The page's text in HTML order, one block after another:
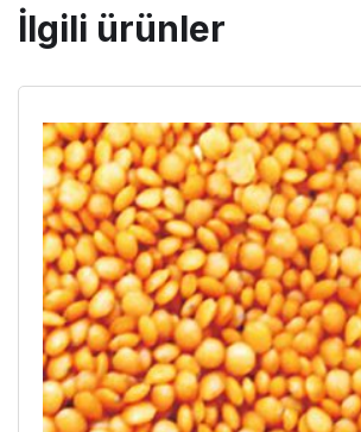
İlgili ürünler